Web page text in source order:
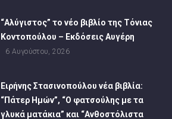
“Αλύγιστος” το νέο βιβλίο της Τόνιας
Κοντοπούλου – Εκδόσεις Αυγέρη
6 Αυγούστου, 2026
Ειρήνης Στασινοπούλου νέα βιβλία:
“Πάτερ Ημών”, “Ο φατσούλης με τα
γλυκά ματάκια” και “Ανθοστόλιστα